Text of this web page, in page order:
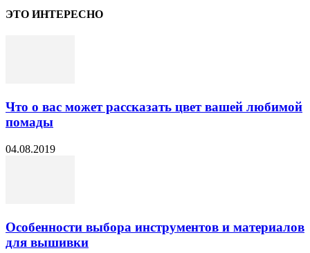
ЭТО ИНТЕРЕСНО
Что о вас может рассказать цвет вашей любимой
помады
04.08.2019
Особенности выбора инструментов и материалов
для вышивки